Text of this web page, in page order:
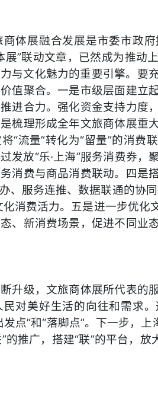
商体展融合发展是市委市政
展”联动文章，已然成为推动
与文化魅力的重要引擎。要
值聚合。一是市级层面建立
进合力。强化资金支持力度
梳理形成全年文旅商体展重
“流量”转化为“留量”的消费
发放“乐·上海”服务消费券，
消费与商品消费联动。四是
、服务连推、数据联通的协
化消费活力。五是进一步优化
、新消费场景，促进不同业
升级，文旅商体展所代表的
对美好生活的向往和需求
点”和“落脚点”。下一步，
的推广，搭建“联”的平台，